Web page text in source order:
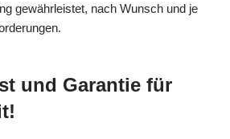
gewährleistet, nach Wunsch und je
und Garantie für